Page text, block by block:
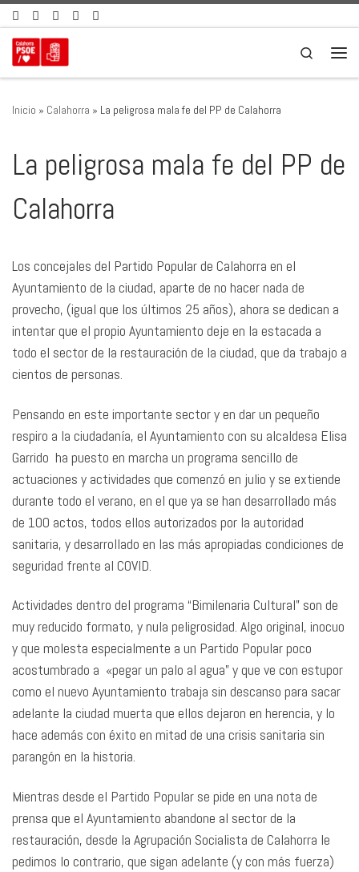
Saltar al contenido
Search
Inicio » Calahorra » La peligrosa mala fe del PP de Calahorra
La peligrosa mala fe del PP de
Calahorra
Los concejales del Partido Popular de Calahorra en el
Ayuntamiento de la ciudad, aparte de no hacer nada de
provecho, (igual que los últimos 25 años), ahora se dedican a
intentar que el propio Ayuntamiento deje en la estacada a
todo el sector de la restauración de la ciudad, que da trabajo a
cientos de personas.
Pensando en este importante sector y en dar un pequeño
respiro a la ciudadanía, el Ayuntamiento con su alcaldesa Elisa
Garrido ha puesto en marcha un programa sencillo de
actuaciones y actividades que comenzó en julio y se extiende
durante todo el verano, en el que ya se han desarrollado más
de 100 actos, todos ellos autorizados por la autoridad
sanitaria, y desarrollado en las más apropiadas condiciones de
seguridad frente al COVID.
Actividades dentro del programa “Bimilenaria Cultural” son de
muy reducido formato, y nula peligrosidad. Algo original, inocuo
y que molesta especialmente a un Partido Popular poco
acostumbrado a «pegar un palo al agua” y que ve con estupor
como el nuevo Ayuntamiento trabaja sin descanso para sacar
adelante la ciudad muerta que ellos dejaron en herencia, y lo
hace además con éxito en mitad de una crisis sanitaria sin
parangón en la historia.
Mientras desde el Partido Popular se pide en una nota de
prensa que el Ayuntamiento abandone al sector de la
restauración, desde la Agrupación Socialista de Calahorra le
pedimos lo contrario, que sigan adelante (y con más fuerza)